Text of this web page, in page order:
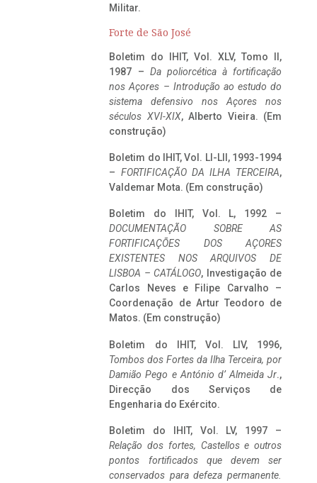
Militar.
Forte de São José
Boletim do IHIT, Vol. XLV, Tomo II,
1987 – Da poliorcética à fortificação
nos Açores – Introdução ao estudo do
sistema defensivo nos Açores nos
séculos XVI-XIX, Alberto Vieira. (Em
construção)
Boletim do IHIT, Vol. LI-LII, 1993-1994
– FORTIFICAÇÃO DA ILHA TERCEIRA,
Valdemar Mota. (Em construção)
Boletim do IHIT, Vol. L, 1992 –
DOCUMENTAÇÃO SOBRE AS
FORTIFICAÇÕES DOS AÇORES
EXISTENTES NOS ARQUIVOS DE
LISBOA – CATÁLOGO, Investigação de
Carlos Neves e Filipe Carvalho –
Coordenação de Artur Teodoro de
Matos. (Em construção)
Boletim do IHIT, Vol. LIV, 1996,
Tombos dos Fortes da Ilha Terceira, por
Damião Pego e António d’ Almeida Jr.,
Direcção dos Serviços de
Engenharia do Exército.
Boletim do IHIT, Vol. LV, 1997 –
Relação dos fortes, Castellos e outros
pontos fortificados que devem ser
conservados para defeza permanente.